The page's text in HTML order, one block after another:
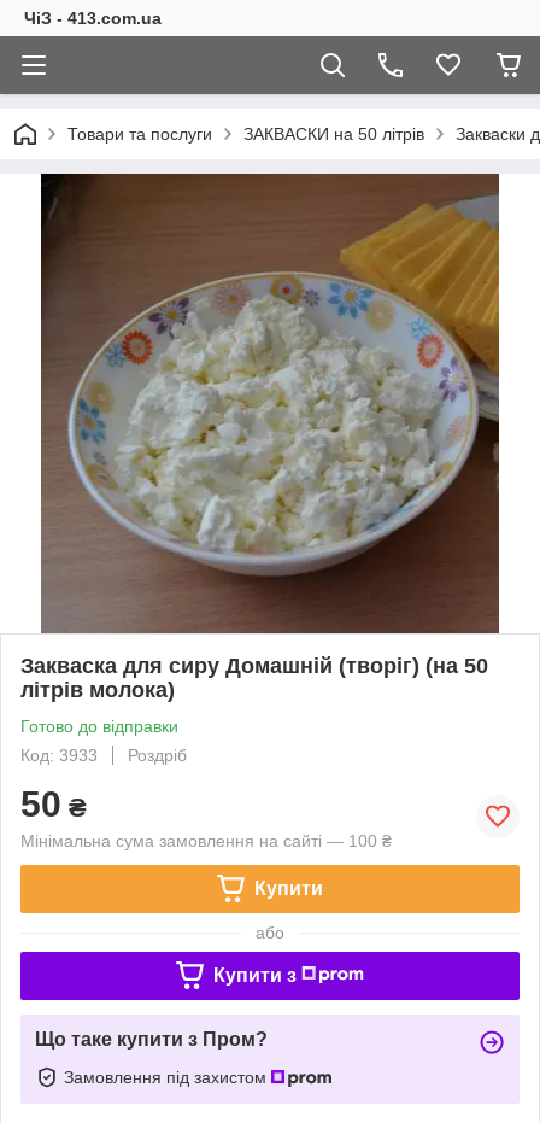
ЧіЗ - 413.com.ua
Товари та послуги ЗАКВАСКИ на 50 літрів Закваски
Закваска для сиру Домашній (творіг) (на 50
літрів молока)
Готово до відправки
Код: 3933
Роздріб
50 ₴
Мінімальна сума замовлення на сайті — 100 ₴
Купити
або
Купити з
Що таке купити з Пром?
Замовлення під захистом